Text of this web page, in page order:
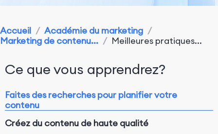
Accueil / Académie du marketing /
Marketing de contenu... / Meilleures pratiques...
Ce que vous apprendrez?
Faites des recherches pour planifier votre
contenu
Créez du contenu de haute qualité